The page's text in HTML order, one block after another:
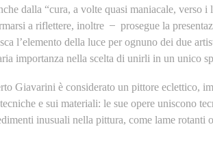
dalla “cura, a volte quasi maniacale, verso
a riflettere, inoltre ̶ prosegue la
l’elemento della luce per ognuno dei due
importanza nella scelta di unirli in un unico
Giavarini è considerato un pittore eclettico,
e sui materiali: le sue opere uniscono
inusuali nella pittura, come lame rotanti